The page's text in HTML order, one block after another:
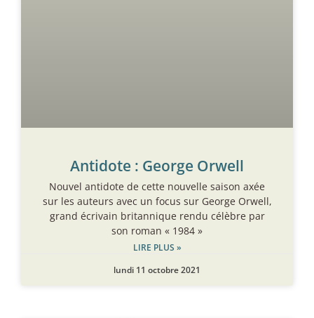
Antidote : George Orwell
Nouvel antidote de cette nouvelle saison axée
sur les auteurs avec un focus sur George Orwell,
grand écrivain britannique rendu célèbre par
son roman « 1984 »
LIRE PLUS »
lundi 11 octobre 2021